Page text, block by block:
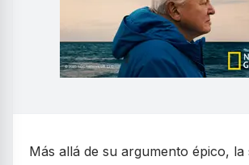
Más allá de su argumento épico, la